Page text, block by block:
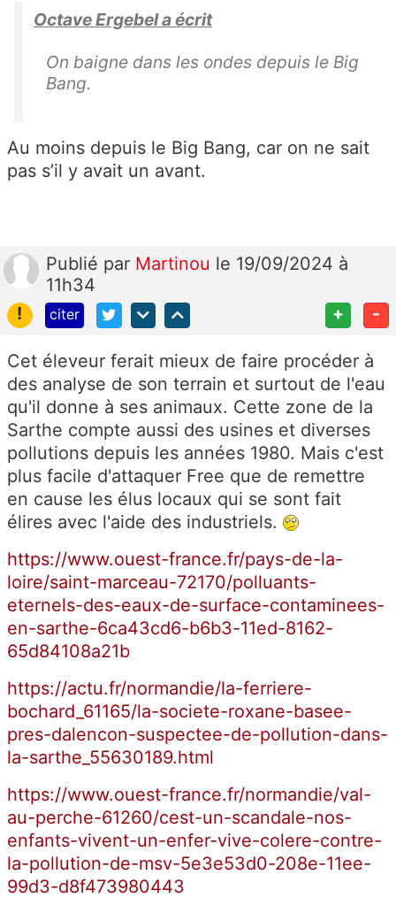
Octave Ergebel a écrit
On baigne dans les ondes depuis le Big
Bang.
Au moins depuis le Big Bang, car on ne sait
pas s’il y avait un avant.
Publié par Martinou le 19/09/2024 à
11h34
!
citer + -
Cet éleveur ferait mieux de faire procéder à
des analyse de son terrain et surtout de l'eau
qu'il donne à ses animaux. Cette zone de la
Sarthe compte aussi des usines et diverses
pollutions depuis les années 1980. Mais c'est
plus facile d'attaquer Free que de remettre
en cause les élus locaux qui se sont fait
élires avec l'aide des industriels.
https://www.ouest-france.fr/pays-de-la-
loire/saint-marceau-72170/polluants-
eternels-des-eaux-de-surface-contaminees-
en-sarthe-6ca43cd6-b6b3-11ed-8162-
65d84108a21b
https://actu.fr/normandie/la-ferriere-
bochard_61165/la-societe-roxane-basee-
pres-dalencon-suspectee-de-pollution-dans-
la-sarthe_55630189.html
https://www.ouest-france.fr/normandie/val-
au-perche-61260/cest-un-scandale-nos-
enfants-vivent-un-enfer-vive-colere-contre-
la-pollution-de-msv-5e3e53d0-208e-11ee-
99d3-d8f473980443